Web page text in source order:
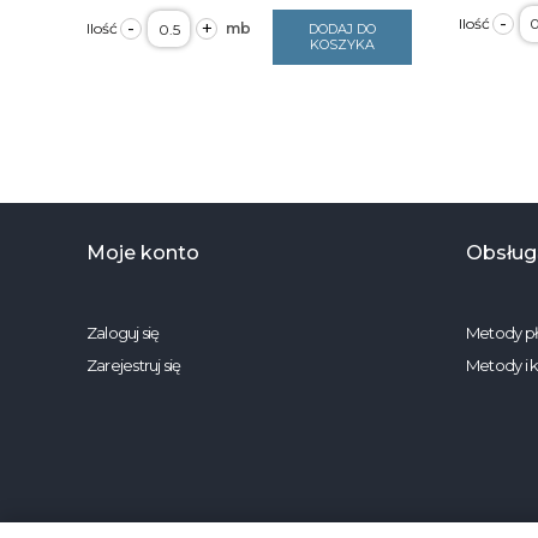
- ilość
Bawełna
+
DODAJ DO
KOSZYKA
-
Moje konto
Zaloguj się
Zarejestruj się
Metody
Metody i